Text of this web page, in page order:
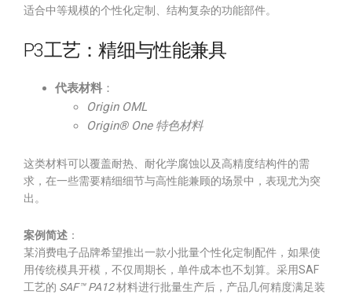
适合中等规模的个性化定制、结构复杂的功能部件。
P3工艺：精细与性能兼具
代表材料 ：
Origin OML
Origin® One 特色材料
这类材料可以覆盖耐热、耐化学腐蚀以及高精度结构件的需
求，在一些需要精细细节与高性能兼顾的场景中，表现尤为突
出。
案例简述 ：
某消费电子品牌希望推出一款小批量个性化定制配件，如果使
用传统模具开模，不仅周期长，单件成本也不划算。采用SAF
工艺的 SAF™ PA12材料进行批量生产后，产品几何精度满足装